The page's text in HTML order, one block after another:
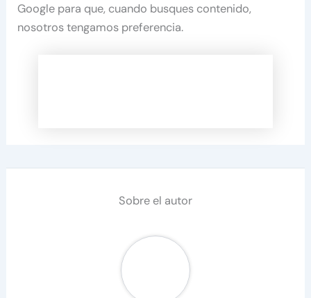
Google para que, cuando busques contenido,
nosotros tengamos preferencia.
Sobre el autor